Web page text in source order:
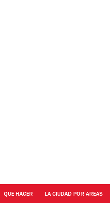
QUE HACER LA CIUDAD POR AREAS